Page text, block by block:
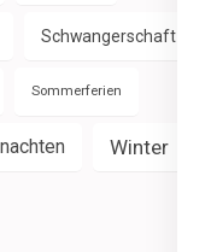
Schwangerschaft
Sommerferien
Winter